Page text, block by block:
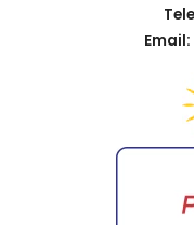
Email: